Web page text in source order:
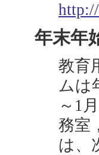
年末年
教育
ムは
～1
務室
は、